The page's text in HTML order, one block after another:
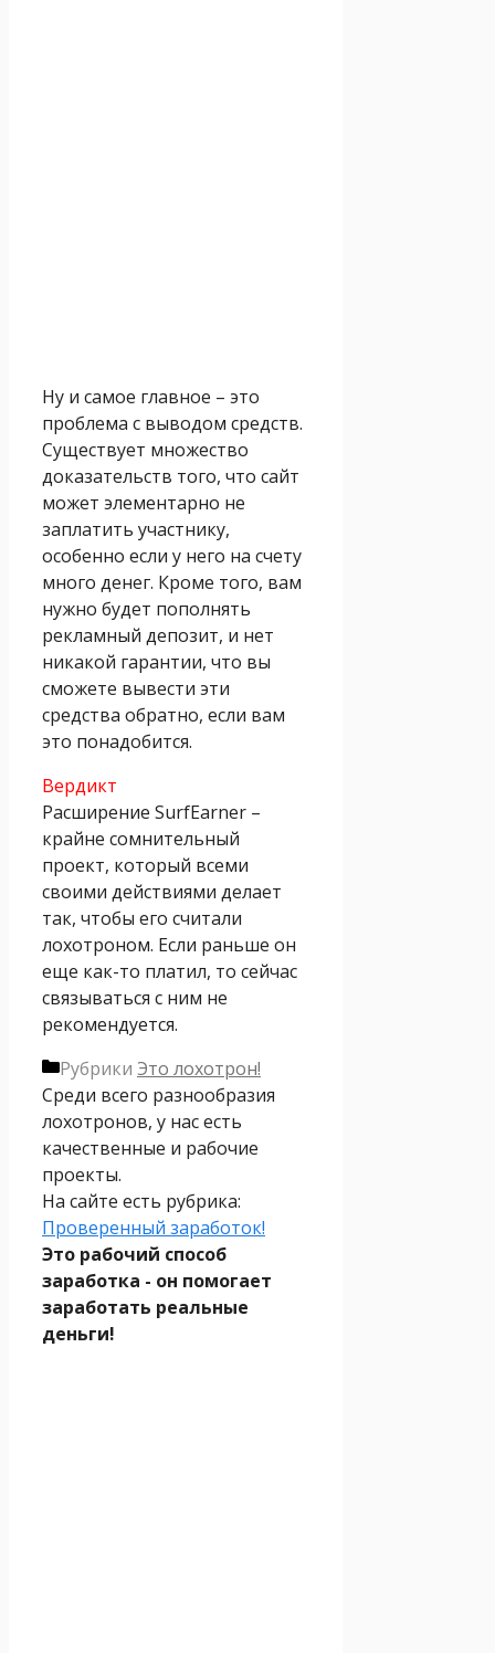
Ну и самое главное – это
проблема с выводом средств.
Существует множество
доказательств того, что сайт
может элементарно не
заплатить участнику,
особенно если у него на счету
много денег. Кроме того, вам
нужно будет пополнять
рекламный депозит, и нет
никакой гарантии, что вы
сможете вывести эти
средства обратно, если вам
это понадобится.
Вердикт
Расширение SurfEarner –
крайне сомнительный
проект, который всеми
своими действиями делает
так, чтобы его считали
лохотроном. Если раньше он
еще как-то платил, то сейчас
связываться с ним не
рекомендуется.
Рубрики Это лохотрон!
Среди всего разнообразия
лохотронов, у нас есть
качественные и рабочие
проекты.
На сайте есть рубрика:
Проверенный заработок!
Это рабочий способ
заработка - он помогает
заработать реальные
деньги!